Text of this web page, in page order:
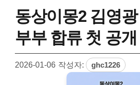
동상이몽2 김영광
부부 합류 첫 공
2026-01-06 작성자: ghc1226